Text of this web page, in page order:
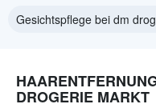
Gesichtspflege bei dm
DROGERIE MARKT